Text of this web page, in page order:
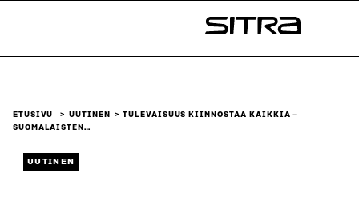
Sitra
ETUSIVU UUTINEN
TULEVAISUUS KIINNOSTAA KAIKKIA –
SUOMALAISTEN…
UUTINEN